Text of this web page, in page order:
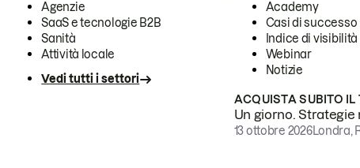
Agenzie
SaaS e tecnologie B2B
Sanità
Attività locale
Vedi tutti i settori
Academy
Casi di successo
Indice di visibilità
Webinar
Notizie
ACQUISTA SUBITO IL
Un giorno.
13 ottobre 2026Londra,